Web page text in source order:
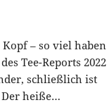
– so viel haben
Tee-Reports 2022
schließlich ist
heiße…